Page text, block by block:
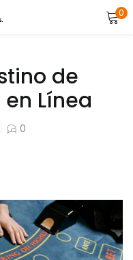
0
to login.
de
Línea
0